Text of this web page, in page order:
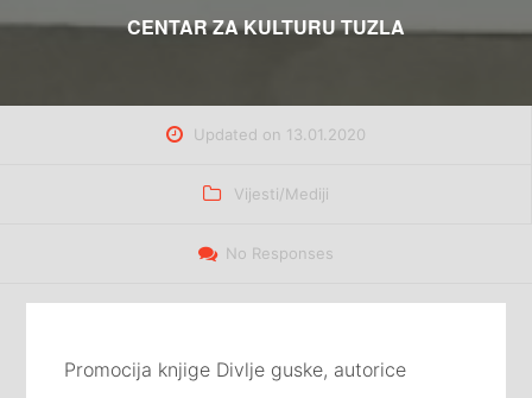
CENTAR ZA KULTURU TUZLA
Updated on 13.01.2020
Categories
Vijesti/Mediji
No Responses
Promocija knjige Divlje guske, autorice